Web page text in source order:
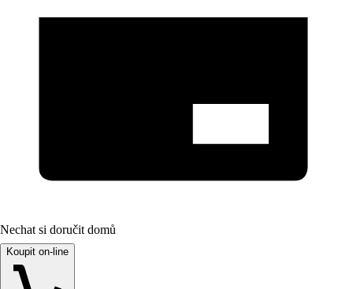
Nechat si doručit domů
Koupit on-line